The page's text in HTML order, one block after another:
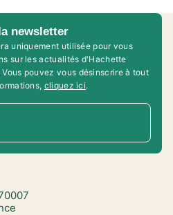
newsletter
uniquement utilisée pour vous
sur les actualités d'Hachette
pouvez vous désinscrire à tout
cliquez ici.